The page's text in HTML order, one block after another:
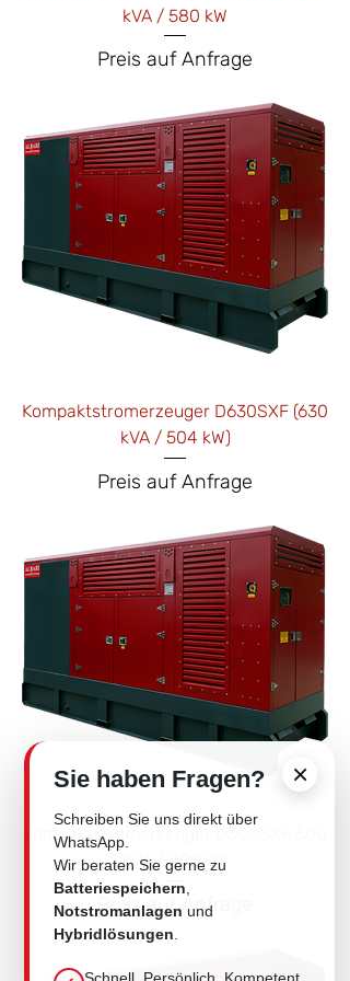
kVA / 580 kW
Price
Preis auf Anfrage
Kompaktstromerzeuger D630SXF (630
kVA / 504 kW)
Price
Preis auf Anfrage
Kompaktstromerzeuger D500SXF 500
kVA / 400 kW
Price
Preis auf Anfrage
×
Sie haben Fragen?
Schreiben Sie uns direkt über
WhatsApp.
Wir beraten Sie gerne zu
Batteriespeichern
Notstromanlagen und
Hybridlösungen